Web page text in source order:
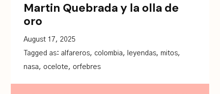
Martin Quebrada y la olla de
oro
August 17, 2025
Tagged as: alfareros, colombia, leyendas,mitos,
nasa, ocelote, orfebres